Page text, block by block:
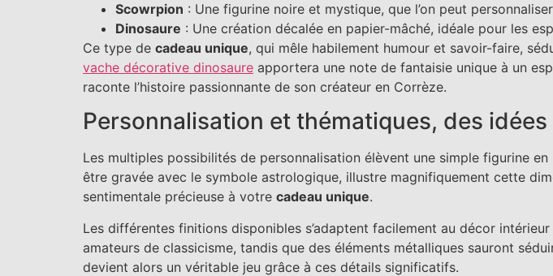
Scowrpion : Une figurine noire et mystique, que l’on peut
Dinosaure : Une création décalée en papier-mâché, idéale pour les
Ce type de cadeau unique, qui mêle habilement humour et savoir-faire,
vache décorative dinosaure apportera une note de fantaisie unique à un
raconte l’histoire passionnante de son créateur en Corrèze.
Personnalisation et thématiques, des
Les multiples possibilités de personnalisation élèvent une simple figurine en
être gravée avec le symbole astrologique, illustre magnifiquement cette
sentimentale précieuse à votre cadeau unique.
Les différentes finitions disponibles s’adaptent facilement au décor
amateurs de classicisme, tandis que des éléments métalliques sauront
devient alors un véritable jeu grâce à ces détails significatifs.